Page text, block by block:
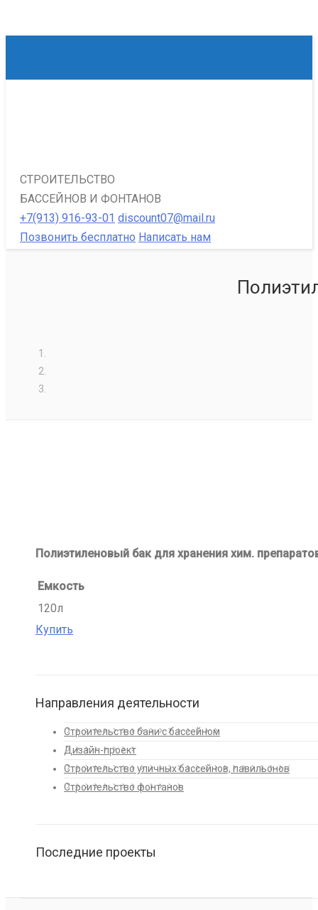
СТРОИТЕЛЬСТВО
БАССЕЙНОВ И ФОНТАНОВ
+7(913) 916-93-01 discount07@mail.ru
Позвонить бесплатно Написать нам
Полиэтиленовый бак для хранения хим.
Емкость
120л
Купить
Направления деятельности
Строительство бани с бассейном
Дизайн-проект
Строительство уличных бассейнов, павильонов
Строительство фонтанов
Последние проекты